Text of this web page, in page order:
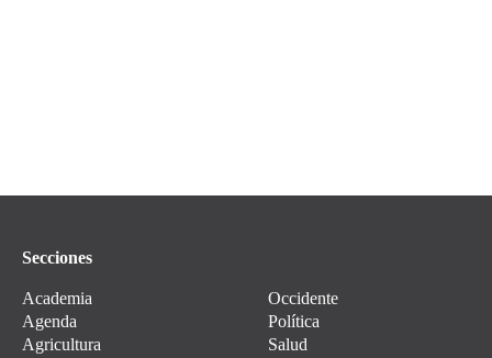
Secciones
Academia
Agenda
Agricultura
Occidente
Política
Salud